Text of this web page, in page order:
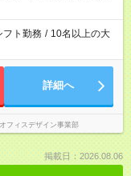
フト勤務 / 10名以上の大
詳細へ
フィスデザイン事業部
掲載日：2026.08.06